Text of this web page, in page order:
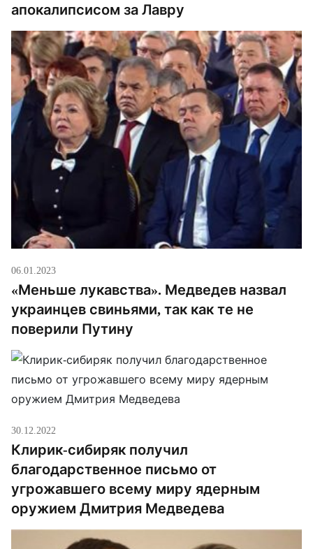
апокалипсисом за Лавру
06.01.2023
«Меньше лукавства». Медведев назвал
украинцев свиньями, так как те не
поверили Путину
30.12.2022
Клирик-сибиряк получил
благодарственное письмо от
угрожавшего всему миру ядерным
оружием Дмитрия Медведева